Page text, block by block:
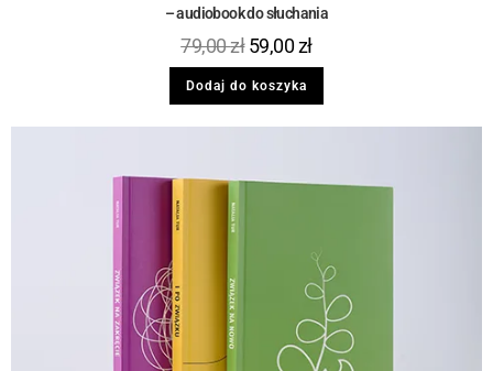
– audiobook do słuchania
79,00zł 59,00zł
Dodaj do koszyka